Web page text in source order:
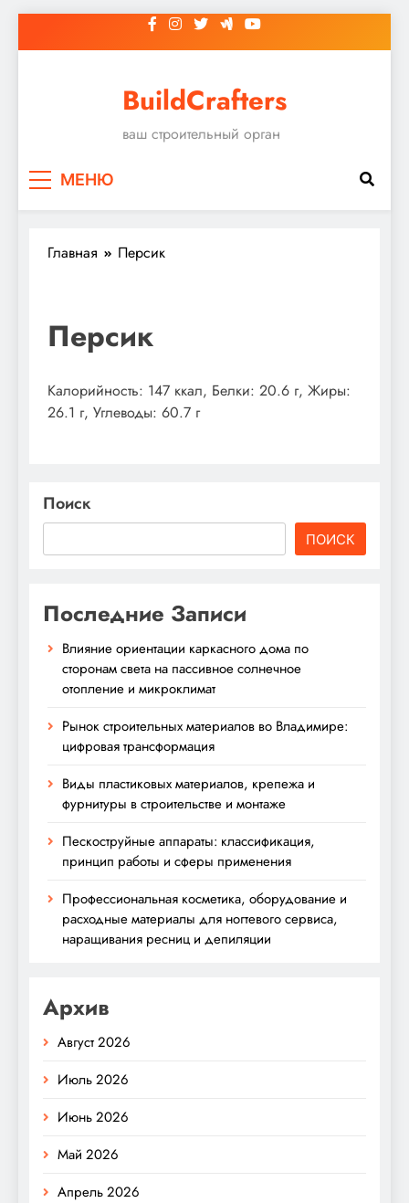
к
BuildCrafters
ваш строительный орган
МЕНЮ
Главная Персик
Персик
Калорийность: 147 ккал, Белки: 20.6 г, Жиры:
26.1 г, Углеводы: 60.7 г
Поиск
ПОИСК
Последние Записи
Влияние ориентации каркасного дома по
сторонам света на пассивное солнечное
отопление и микроклимат
Рынок строительных материалов во Владимире:
цифровая трансформация
Виды пластиковых материалов, крепежа и
фурнитуры в строительстве и монтаже
Пескоструйные аппараты: классификация,
принцип работы и сферы применения
Профессиональная косметика, оборудование и
расходные материалы для ногтевого сервиса,
наращивания ресниц и депиляции
Архив
Август 2026
Июль 2026
Июнь 2026
Май 2026
Апрель 2026